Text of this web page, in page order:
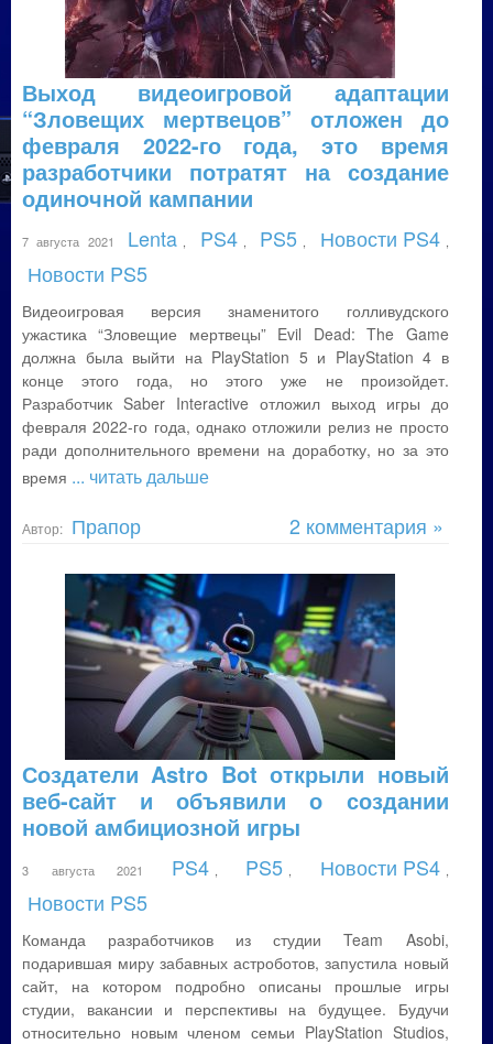
Выход видеоигровой адаптации
“Зловещих мертвецов” отложен до
февраля 2022-го года, это время
разработчики потратят на создание
одиночной кампании
7 августа 2021 Lenta PS4 PS5 Новости PS4
Новости PS5
Видеоигровая версия знаменитого голливудского
ужастика “Зловещие мертвецы” Evil Dead: The Game
должна была выйти на PlayStation 5 и PlayStation 4 в
конце этого года, но этого уже не произойдет.
Разработчик Saber Interactive отложил выход игры до
февраля 2022-го года, однако отложили релиз не просто
ради дополнительного времени на доработку, но за это
время ... читать дальше
Автор: Прапор 2 комментария »
Создатели Astro Bot открыли новый
веб-сайт и объявили о создании
новой амбициозной игры
3 августа 2021 PS4 PS5 Новости PS4
Новости PS5
Команда разработчиков из студии Team Asobi,
подарившая миру забавных астроботов, запустила новый
сайт, на котором подробно описаны прошлые игры
студии, вакансии и перспективы на будущее. Будучи
относительно новым членом семьи PlayStation Studios,